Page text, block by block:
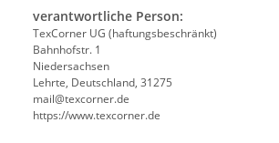
verantwortliche Person:
TexCorner UG (haftungsbeschränkt)
Bahnhofstr. 1
Niedersachsen
Lehrte, Deutschland, 31275
mail@texcorner.de
https://www.texcorner.de